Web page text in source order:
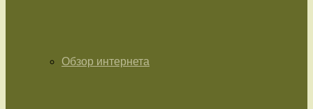
Обзор интернета